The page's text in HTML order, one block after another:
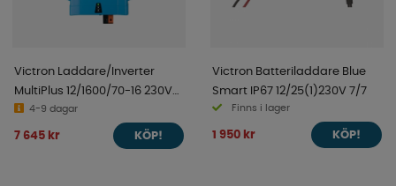
Victron Laddare/Inverter
MultiPlus 12/1600/70-16 230V
VE.Bus
4-9 dagar
7 645 kr KÖP!
Victron Batteriladdare Blue
Smart IP67 12/25(1)230V 7/7
Finns i lager
1 950 kr KÖP!